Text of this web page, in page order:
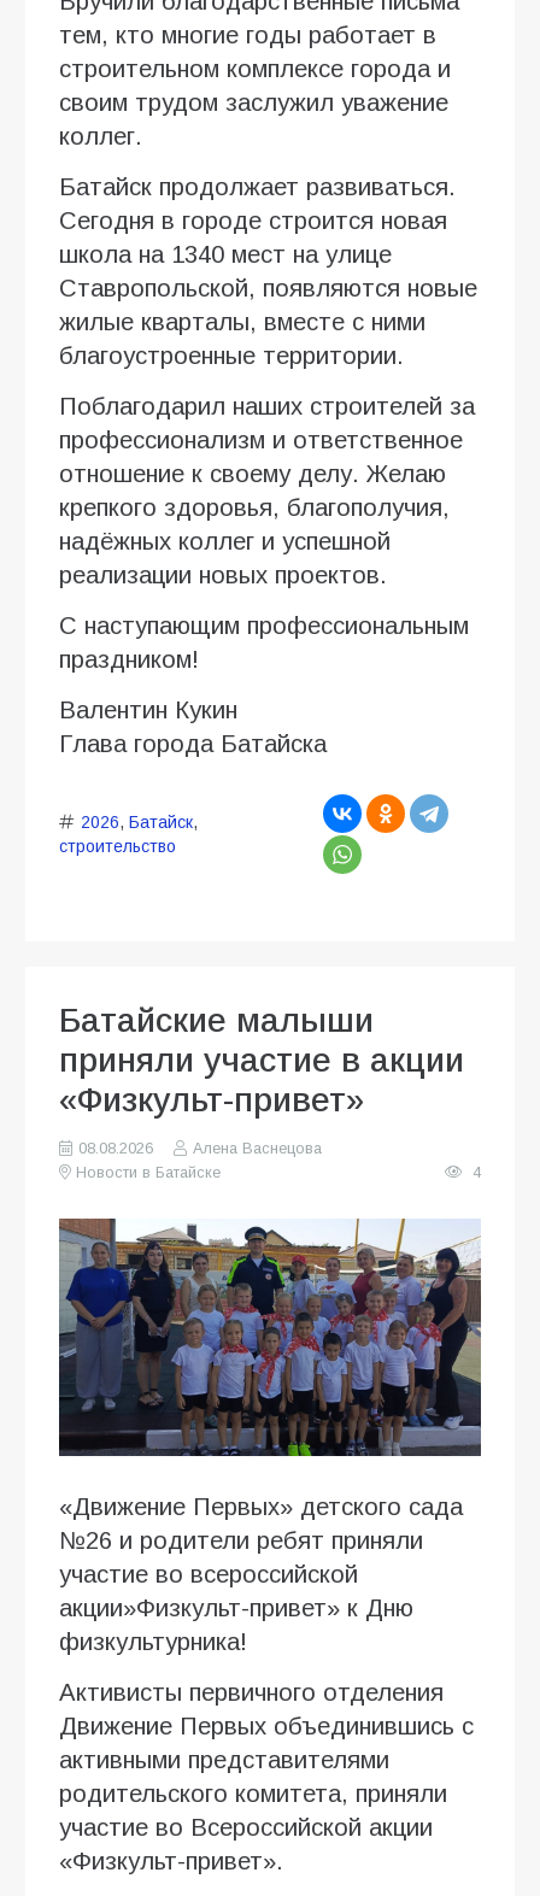
тем, кто многие годы работает в
строительном комплексе города и
своим трудом заслужил уважение
коллег.
Батайск продолжает развиваться.
Сегодня в городе строится новая
школа на 1340 мест на улице
Ставропольской, появляются новые
жилые кварталы, вместе с ними
благоустроенные территории.
Поблагодарил наших строителей за
профессионализм и ответственное
отношение к своему делу. Желаю
крепкого здоровья, благополучия,
надёжных коллег и успешной
реализации новых проектов.
С наступающим профессиональным
праздником!
Валентин Кукин
Глава города Батайска
2026, Батайск,
строительство
Батайские малыши
приняли участие в акции
«Физкульт-привет»
08.08.2026
Алена Васнецова
Новости в Батайске
4
«Движение Первых» детского сада
№26 и родители ребят приняли
участие во всероссийской
акции»Физкульт-привет» к Дню
физкультурника!
Активисты первичного отделения
Движение Первых объединившись с
активными представителями
родительского комитета, приняли
участие во Всероссийской акции
«Физкульт-привет».